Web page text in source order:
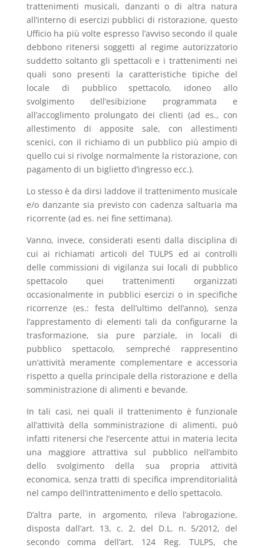
trattenimenti musicali, danzanti o di altra natura
all’interno di esercizi pubblici di ristorazione, questo
Ufficio ha più volte espresso l’avviso secondo il quale
debbono ritenersi soggetti al regime autorizzatorio
suddetto soltanto gli spettacoli e i trattenimenti nei
quali sono presenti la caratteristiche tipiche del
locale di pubblico spettacolo, idoneo allo
svolgimento dell’esibizione programmata e
all’accoglimento prolungato dei clienti (ad es., con
allestimento di apposite sale, con allestimenti
scenici, con il richiamo di un pubblico più ampio di
quello cui si rivolge normalmente la ristorazione, con
pagamento di un biglietto d’ingresso ecc.).
Lo stesso è da dirsi laddove il trattenimento musicale
e/o danzante sia previsto con cadenza saltuaria ma
ricorrente (ad es. nei fine settimana).
Vanno, invece, considerati esenti dalla disciplina di
cui ai richiamati articoli del TULPS ed ai controlli
delle commissioni di vigilanza sui locali di pubblico
spettacolo quei trattenimenti organizzati
occasionalmente in pubblici esercizi o in specifiche
ricorrenze (es.: festa dell’ultimo dell’anno), senza
l’apprestamento di elementi tali da configurarne la
trasformazione, sia pure parziale, in locali di
pubblico spettacolo, sempreché rappresentino
un’attività meramente complementare e accessoria
rispetto a quella principale della ristorazione e della
somministrazione di alimenti e bevande.
In tali casi, nei quali il trattenimento è funzionale
all’attività della somministrazione di alimenti, può
infatti ritenersi che l’esercente attui in materia lecita
una maggiore attrattiva sul pubblico nell’ambito
dello svolgimento della sua propria attività
economica, senza tratti di specifica imprenditorialità
nel campo dell’intrattenimento e dello spettacolo.
D’altra parte, in argomento, rileva l’abrogazione,
disposta dall’art. 13, c. 2, del D.L. n. 5/2012, del
secondo comma dell’art. 124 Reg. TULPS, che